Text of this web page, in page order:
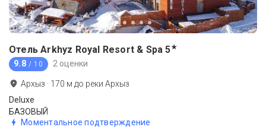
Отель Arkhyz Royal Resort & Spa 5★
9.8 / 10 2 оценки
Архыз · 170 м до реки Архыз
Deluxe
БАЗОВЫЙ
Моментальное подтверждение